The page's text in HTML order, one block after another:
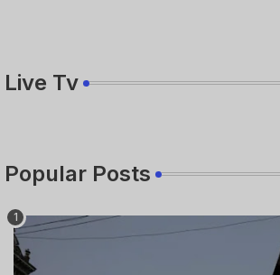
Live Tv
Popular Posts